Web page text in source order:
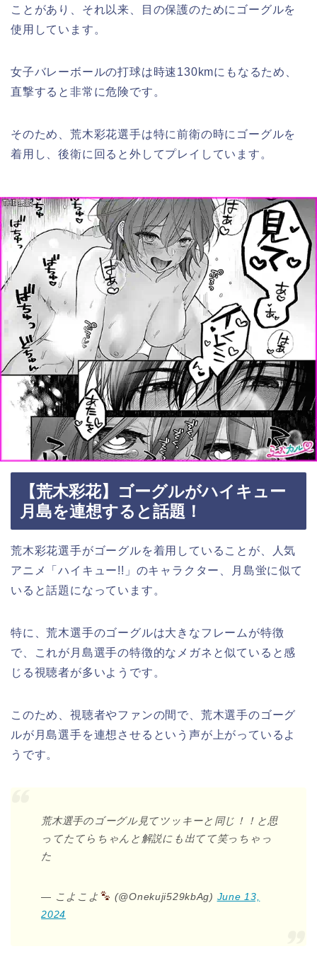
ことがあり、それ以来、目の保護のためにゴーグルを
使用しています。
女子バレーボールの打球は時速130kmにもなるため、
直撃すると非常に危険です。
そのため、荒木彩花選手は特に前衛の時にゴーグルを
着用し、後衛に回ると外してプレイしています。
【荒木彩花】ゴーグルがハイキュー
月島を連想すると話題！
荒木彩花選手がゴーグルを着用していることが、人気
アニメ「ハイキュー!!」のキャラクター、月島蛍に似て
いると話題になっています。
特に、荒木選手のゴーグルは大きなフレームが特徴
で、これが月島選手の特徴的なメガネと似ていると感
じる視聴者が多いようです。
このため、視聴者やファンの間で、荒木選手のゴーグ
ルが月島選手を連想させるという声が上がっているよ
うです。
荒木選手のゴーグル見てツッキーと同じ！！と思
ってたてらちゃんと解説にも出てて笑っちゃっ
た
— こよこよ (@Onekuji529kbAg) June 13,
2024